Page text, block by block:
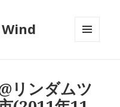
ンダムツ